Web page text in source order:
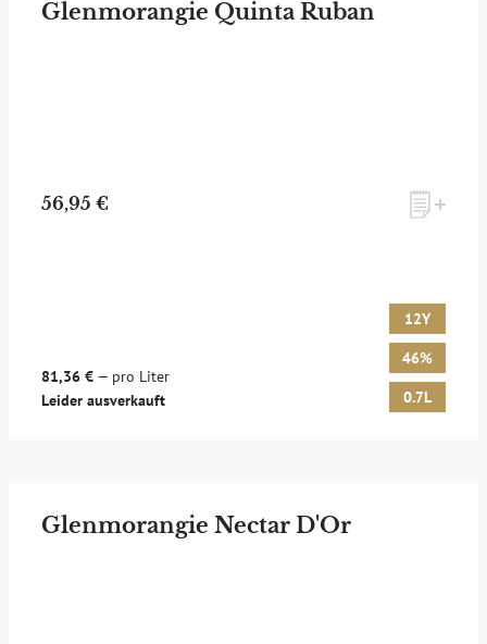
Glenmorangie Quinta Ruban
56,95 €
81,36 € — pro Liter
Leider ausverkauft
12Y
46%
0.7L
Glenmorangie Nectar D'Or